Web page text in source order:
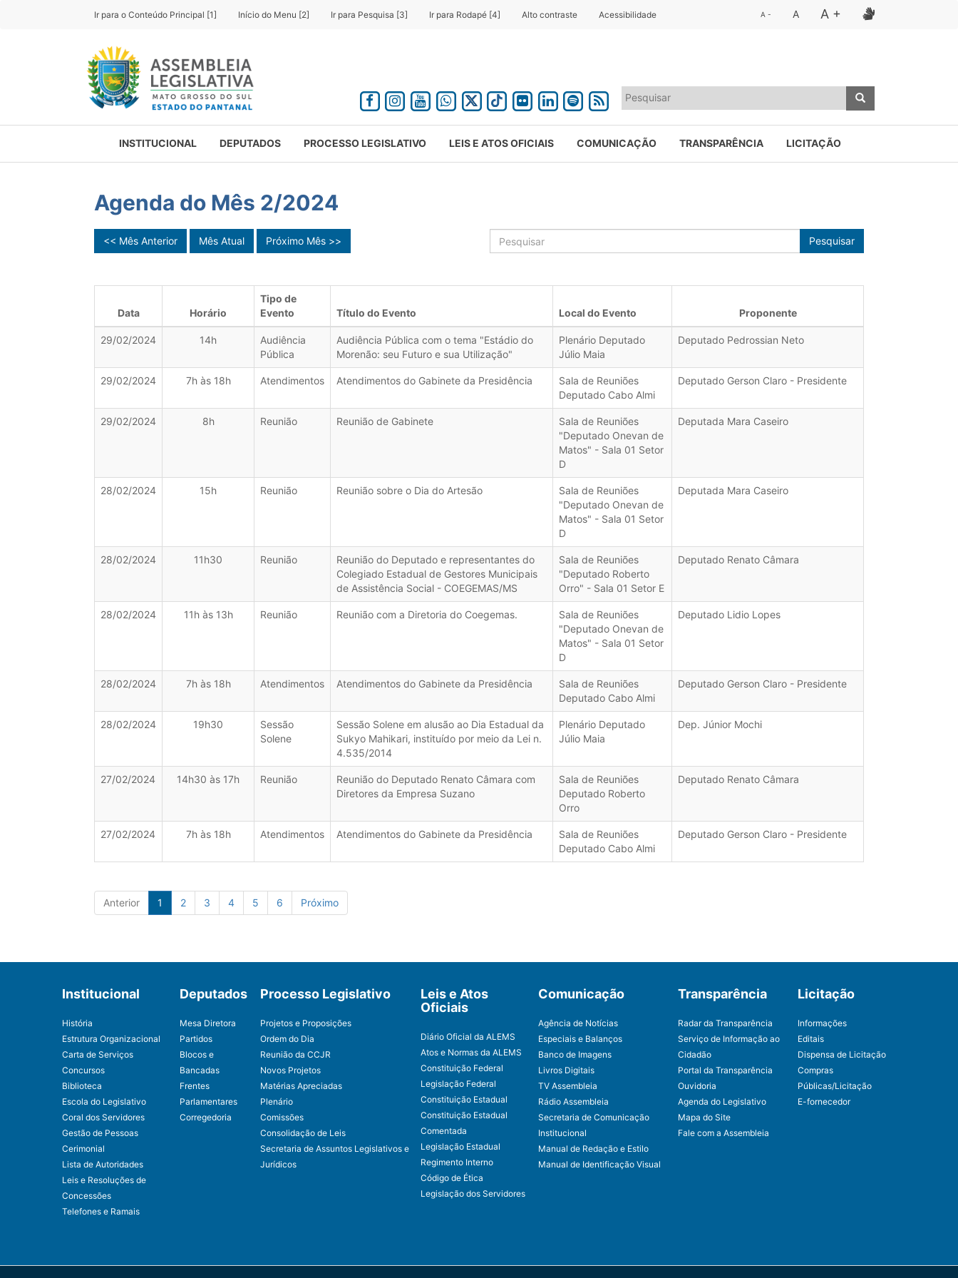
Ir para o Conteúdo Principal [1] Início do Menu [2] Ir para Pesquisa [3] Ir para Rodapé [4] Alto contraste Acessibilidade A - A A +
INSTITUCIONAL DEPUTADOS PROCESSO LEGISLATIVO LEIS E ATOS OFICIAIS COMUNICAÇÃO TRANSPARÊNCIA LICITAÇÃO
Agenda do Mês 2/2024
Pesquisar
<< Mês Anterior Mês Atual Próximo Mês >>
Data Horário
Tipo de
Evento
Título do Evento Local do Evento Proponente
29/02/2024 14h
Audiência
Pública
Audiência Pública com o tema "Estádio do
Morenão: seu Futuro e sua Utilização"
Plenário Deputado
Júlio Maia
Deputado Pedrossian Neto
29/02/2024 7h às 18h Atendimentos Atendimentos do Gabinete da Presidência
Sala de Reuniões
Deputado Cabo Almi
Deputado Gerson Claro - Presidente
29/02/2024 8h Reunião Reunião de Gabinete
Sala de Reuniões
"Deputado Onevan de
Matos" - Sala 01 Setor
D
Deputada Mara Caseiro
28/02/2024 15h Reunião Reunião sobre o Dia do Artesão
Sala de Reuniões
"Deputado Onevan de
Matos" - Sala 01 Setor
D
Deputada Mara Caseiro
28/02/2024 11h30 Reunião
Reunião do Deputado e representantes do
Colegiado Estadual de Gestores Municipais
de Assistência Social - COEGEMAS/MS
Sala de Reuniões
"Deputado Roberto
Orro" - Sala 01 Setor E
Deputado Renato Câmara
28/02/2024 11h às 13h Reunião Reunião com a Diretoria do Coegemas.
Sala de Reuniões
"Deputado Onevan de
Matos" - Sala 01 Setor
D
Deputado Lidio Lopes
28/02/2024 7h às 18h Atendimentos Atendimentos do Gabinete da Presidência
Sala de Reuniões
Deputado Cabo Almi
Deputado Gerson Claro - Presidente
28/02/2024 19h30
Sessão
Solene
Sessão Solene em alusão ao Dia Estadual da
Sukyo Mahikari, instituído por meio da Lei n.
4.535/2014
Plenário Deputado
Júlio Maia
Dep. Júnior Mochi
27/02/2024 14h30 às 17h Reunião
Reunião do Deputado Renato Câmara com
Diretores da Empresa Suzano
Sala de Reuniões
Deputado Roberto
Orro
Deputado Renato Câmara
27/02/2024 7h às 18h Atendimentos Atendimentos do Gabinete da Presidência
Sala de Reuniões
Deputado Cabo Almi
Deputado Gerson Claro - Presidente
Anterior 1 2 3 4 5 6 Próximo
Institucional
História
Estrutura Organizacional
Carta de Serviços
Concursos
Biblioteca
Escola do Legislativo
Coral dos Servidores
Gestão de Pessoas
Cerimonial
Lista de Autoridades
Leis e Resoluções de
Concessões
Telefones e Ramais
Deputados
Mesa Diretora
Partidos
Blocos e
Bancadas
Frentes
Parlamentares
Corregedoria
Processo Legislativo
Projetos e Proposições
Ordem do Dia
Reunião da CCJR
Novos Projetos
Matérias Apreciadas
Plenário
Comissões
Consolidação de Leis
Secretaria de Assuntos Legislativos e
Jurídicos
Leis e Atos
Oficiais
Diário Oficial da ALEMS
Atos e Normas da ALEMS
Constituição Federal
Legislação Federal
Constituição Estadual
Constituição Estadual
Comentada
Legislação Estadual
Regimento Interno
Código de Ética
Legislação dos Servidores
Comunicação
Agência de Notícias
Especiais e Balanços
Banco de Imagens
Livros Digitais
TV Assembleia
Rádio Assembleia
Secretaria de Comunicação
Institucional
Manual de Redação e Estilo
Manual de Identificação Visual
Transparência
Radar da Transparência
Serviço de Informação ao
Cidadão
Portal da Transparência
Ouvidoria
Agenda do Legislativo
Mapa do Site
Fale com a Assembleia
Licitação
Informações
Editais
Dispensa de Licitação
Compras
Públicas/Licitação
E-fornecedor